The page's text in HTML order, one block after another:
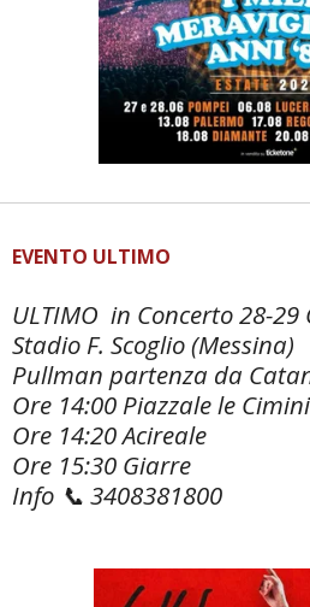
EVENTO ULTIMO
ULTIMO in Concerto 28-29
Stadio F. Scoglio
Pullman partenza da
Ore 14:00 Piazzale le
Ore 14:20 Acireale
Ore 15:30 Giarre
Info 📞 3408381800